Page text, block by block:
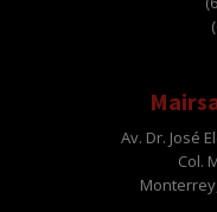
Av. Dr. José
Col.